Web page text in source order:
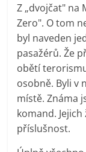
Z „dvojčat" na
Zero". O tom
byl naveden
pasažérů. Že
obětí
osobně. Byli v
místě. Známa
komand.
příslušnost.